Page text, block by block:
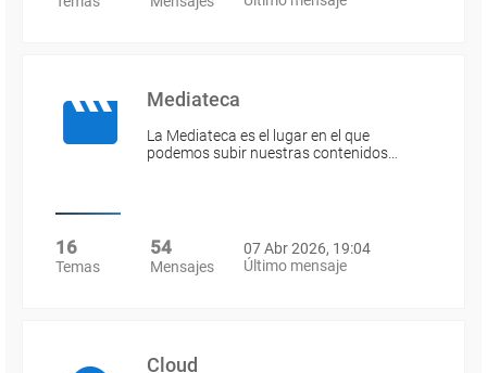
Mediateca
La Mediateca es el lugar en el que
podemos subir nuestras contenidos…
16
Temas
54
Mensajes
07 Abr 2026, 19:04
Último mensaje
Cloud